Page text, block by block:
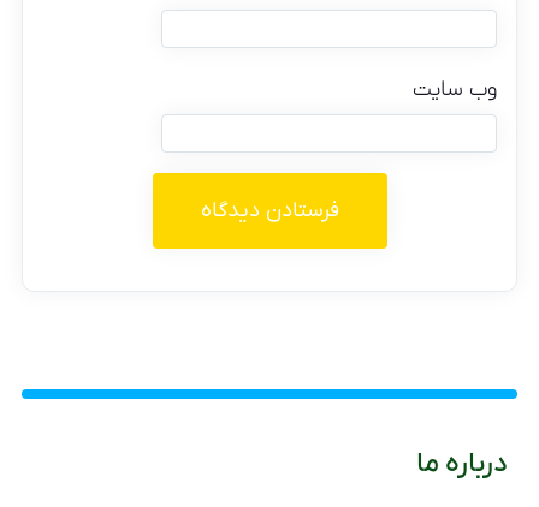
وب‌ سایت
درباره ما